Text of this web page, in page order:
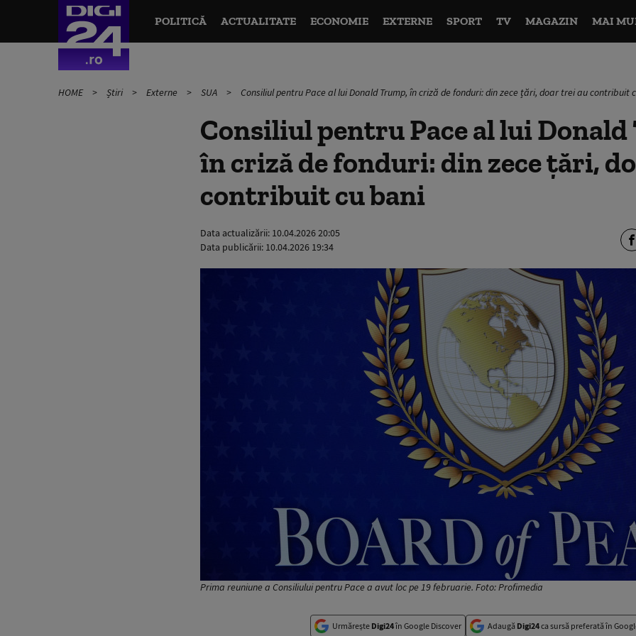
POLITICĂ ACTUALITATE ECONOMIE EXTERNE SPORT TV MAGAZIN MAI
HOME Știri Externe SUA Consiliul pentru Pace al lui Donald Trump, în criză de fonduri: din zece țări, doar trei au contribuit
Consiliul pentru Pace al lui
în criză de fonduri: din zece țări,
contribuit cu bani
Data actualizării: 10.04.2026 20:05
Data publicării: 10.04.2026 19:34
Prima reuniune a Consiliului pentru Pace a avut loc pe 19 februarie. Foto: Profimedia
Urmărește Digi24în Google Discover Adaugă Digi24ca sursă preferată în